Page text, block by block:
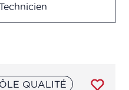
production,
QUALITÉ